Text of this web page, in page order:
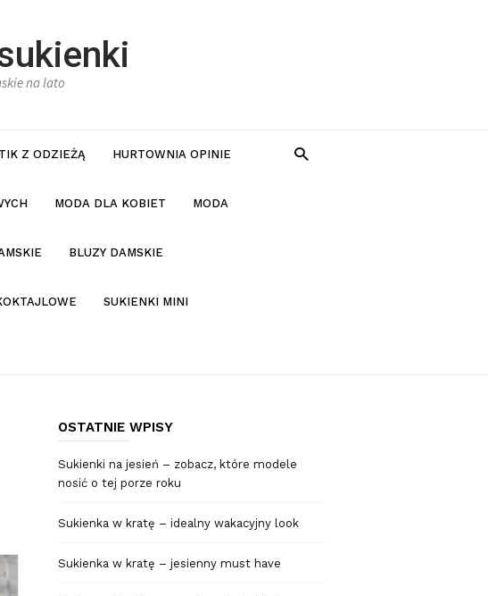
na lato
Z ODZIEŻĄ HURTOWNIA OPINIE
MODA DLA KOBIET MODA
BLUZY DAMSKIE
SUKIENKI MINI
OSTATNIE WPISY
Sukienki na jesień – zobacz, które modele
nosić o tej porze roku
Sukienka w kratę – idealny wakacyjny look
Sukienka w kratę – jesienny must have